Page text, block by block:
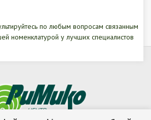
по любым вопросам связанным
номенклатурой у лучших специалистов